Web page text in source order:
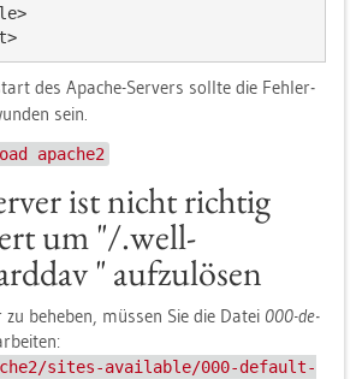
des Apa­che-Ser­vers soll­te die Feh­ler­
sein.
apache2
ist nicht rich­tig
um "/.well-
" auf­zu­lö­sen
be­he­ben, müs­sen Sie die Datei 000-de­
sites-available/000-default-